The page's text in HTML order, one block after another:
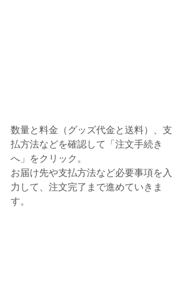
数量と料金（グッズ代金と送料）、支
払方法などを確認して「注文手続き
へ」をクリック。
お届け先や支払方法など必要事項を入
力して、注文完了まで進めていきま
す。